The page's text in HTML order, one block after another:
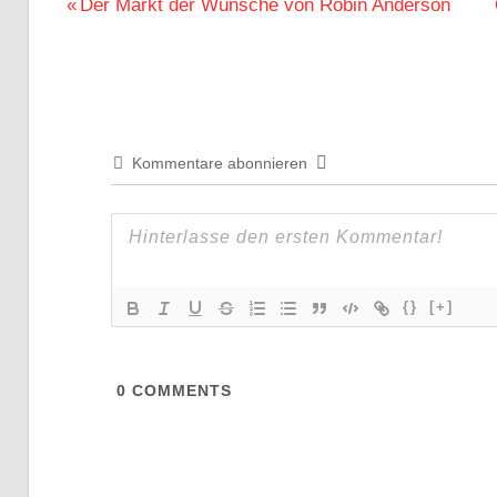
Beitragsnavigation
Der Markt der Wünsche von Robin Anderson
Kommentare abonnieren
{} [+]
0 COMMENTS